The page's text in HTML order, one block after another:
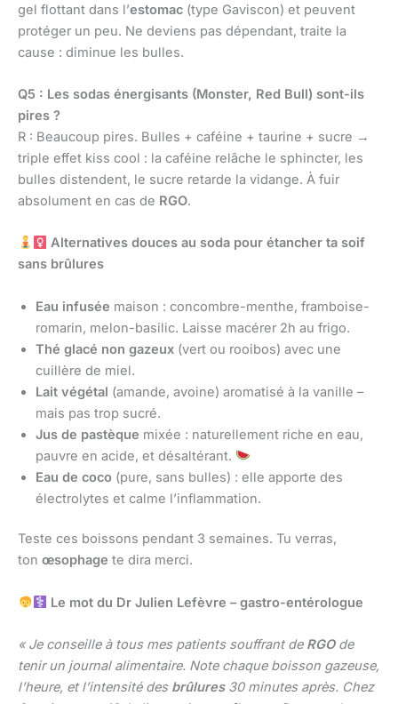
gel flottant dans l’estomac (type Gaviscon) et peuvent
protéger un peu. Ne deviens pas dépendant, traite la
cause : diminue les bulles.
Q5 : Les sodas énergisants (Monster, Red Bull) sont-ils
pires ?
R : Beaucoup pires. Bulles + caféine + taurine + sucre →
triple effet kiss cool : la caféine relâche le sphincter, les
bulles distendent, le sucre retarde la vidange. À fuir
absolument en cas de RGO.
Alternatives douces au soda pour étancher ta soif
sans brûlures
Eau infusée maison : concombre-menthe, framboise-
romarin, melon-basilic. Laisse macérer 2h au frigo.
Thé glacé non gazeux (vert ou rooibos) avec une
cuillère de miel.
Lait végétal (amande, avoine) aromatisé à la vanille –
mais pas trop sucré.
Jus de pastèque mixée : naturellement riche en eau,
pauvre en acide, et désaltérant.
Eau de coco (pure, sans bulles) : elle apporte des
électrolytes et calme l’inflammation.
Teste ces boissons pendant 3 semaines. Tu verras,
ton œsophage te dira merci.
Le mot du Dr Julien Lefèvre – gastro-entérologue
« Je conseille à tous mes patients souffrant de RGOde
tenir un journal alimentaire. Note chaque boisson gazeuse,
l’heure, et l’intensité des brûlures30 minutes après. Chez